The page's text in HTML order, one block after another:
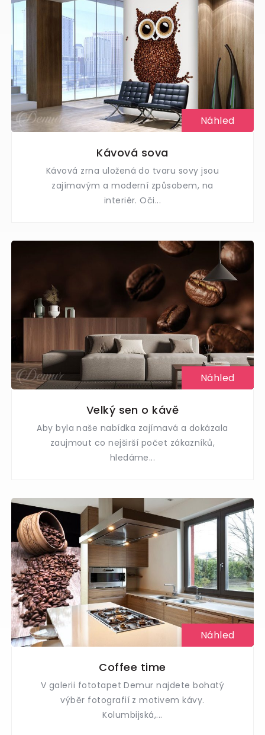
Náhled
Kávová sova
Kávová zrna uložená do tvaru sovy jsou
zajímavým a moderní způsobem, na
interiér. Oči...
Náhled
Velký sen o kávě
Aby byla naše nabídka zajímavá a dokázala
zaujmout co nejširší počet zákazníků,
hledáme...
Náhled
Coffee time
V galerii fototapet Demur najdete bohatý
výběr fotografií z motivem kávy.
Kolumbijská,...